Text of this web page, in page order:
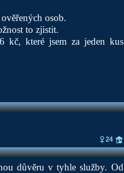
osob.
to zjistit.
kč, které jsem za jeden kus
24
důvěru v tyhle služby. Od